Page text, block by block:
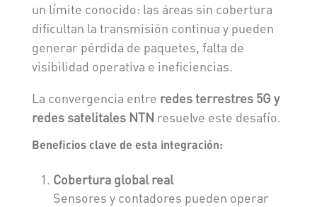
un límite conocido: las áreas sin cobertura
dificultan la transmisión continua y pueden
generar pérdida de paquetes, falta de
visibilidad operativa e ineficiencias.
La convergencia entre redes terrestres 5G y
redes satelitales NTN resuelve este desafío.
Beneficios clave de esta integración:
Cobertura global real
Sensores y contadores pueden operar